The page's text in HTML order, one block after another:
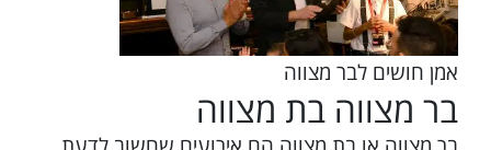
אמן חושים לבר מצווה
בר מצווה בת מצווה